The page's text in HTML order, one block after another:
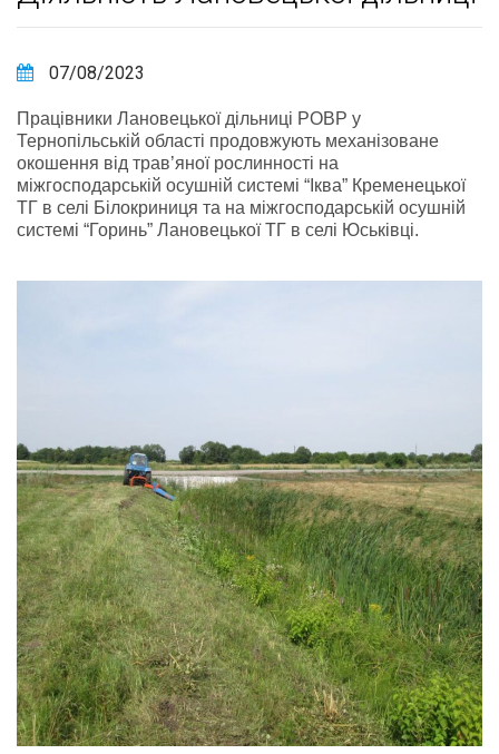
07/08/2023
Працівники Лановецької дільниці РОВР у
Тернопільській області продовжують механізоване
окошення від трав’яної рослинності на
міжгосподарській осушній системі “Іква” Кременецької
ТГ в селі Білокриниця та на міжгосподарській осушній
системі “Горинь” Лановецької ТГ в селі Юськівці.